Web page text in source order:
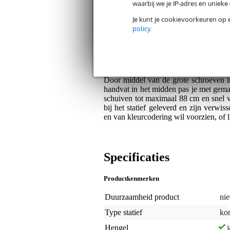
waarbij we je IP-adres en
Je kunt je cookievoorkeuren
policy.
kickdrum, of gitaarversterker. De
stevig en stabiel is. De basis is rond,
Door middel van de grote schroeven
handvat in het midden pas je met
schuiven tot maximaal 88 cm en snel
bij het statief geleverd en zijn
en van kleurcodering wil voorzien, of
Specificaties
Productkenmerken
Duurzaamheid product
Type statief
Hengel